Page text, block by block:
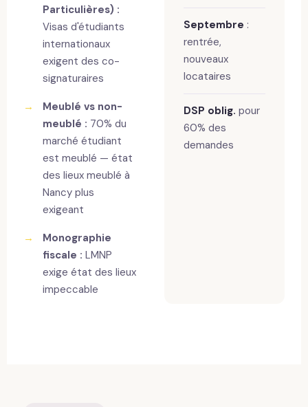
Particulières) :
Visas d'étudiants
internationaux
exigent des co-
signaturaires
→
Meublé vs non-
meublé : 70% du
marché étudiant
est meublé — état
des lieux meublé à
Nancy plus
exigeant
→
Monographie
fiscale : LMNP
exige état des lieux
impeccable
Septembre :
rentrée,
nouveaux
locataires
DSP oblig. pour
60% des
demandes